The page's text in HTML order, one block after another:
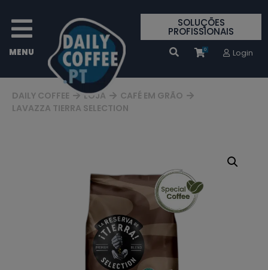
SOLUÇÕES
PROFISSIONAIS
0 Login
DAILY COFFEE LOJA
CAFÉ EM GRÃO
LAVAZZA TIERRA SELECTION